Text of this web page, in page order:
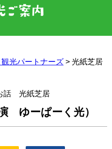
光パートナーズ > 光紙芝居
話 光紙芝居
ゆーぱーく光）